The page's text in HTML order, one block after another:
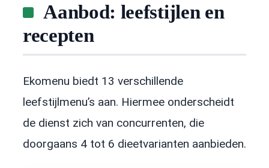
Aanbod: leefstijlen en
recepten
Ekomenu biedt 13 verschillende
leefstijlmenu’s aan. Hiermee onderscheidt
de dienst zich van concurrenten, die
doorgaans 4 tot 6 dieetvarianten aanbieden.